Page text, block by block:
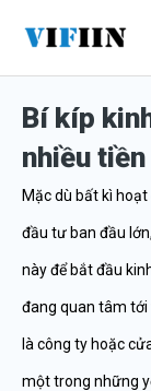
nội
dungBí kíp
nhiều tiền
Mặc dù bất kì
đầu tư ban đầu
này để bắt đầu
đang quan tâm tới
là công ty hoặc
một trong những